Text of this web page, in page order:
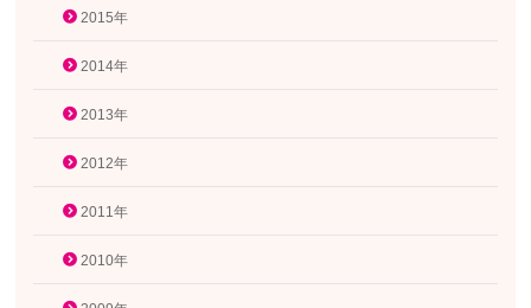
2015年
2014年
2013年
2012年
2011年
2010年